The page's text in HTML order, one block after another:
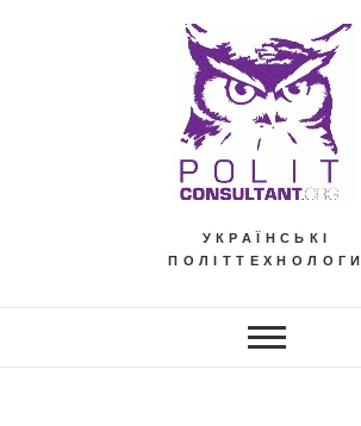
УКРАЇНСЬКІ
ПОЛІТТЕХНОЛОГИ